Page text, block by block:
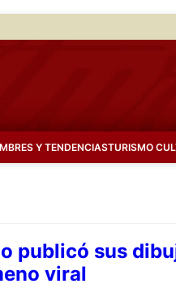
Y TENDENCIASTURISMO
publicó sus
viral